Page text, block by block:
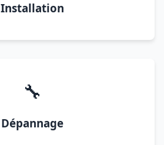
Installation
🔧
Dépannage